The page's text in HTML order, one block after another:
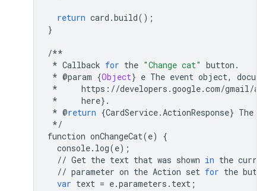
return card .build();
}
/**
* Callback for the "Change cat" button .
* @param {Object} e The event object,
*
https : //developers .google.com/gmail/
*
here} .
* @return {CardService.ActionResponse} The
*/
function onChangeCat(e)
{
console. log(e);
// Get the text that was shown in the
// parameter on the Action set for the
var text = e.parameters . text ;